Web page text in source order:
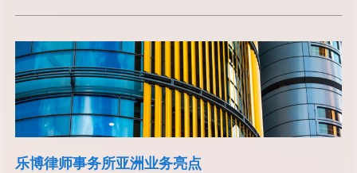
乐博律师事务所亚洲业务亮点